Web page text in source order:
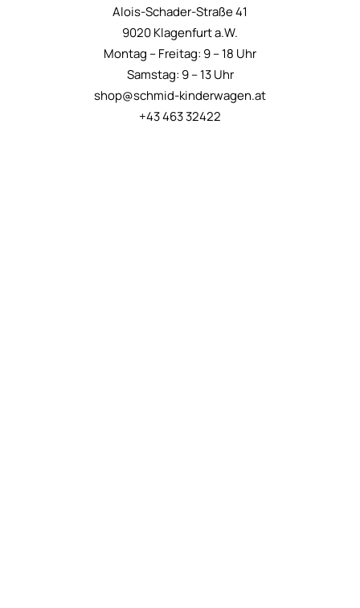
Alois-Schader-Straße 41
9020 Klagenfurt a.W.
Montag – Freitag: 9 – 18 Uhr
Samstag: 9 – 13 Uhr
shop@schmid-kinderwagen.at
+43 463 32422